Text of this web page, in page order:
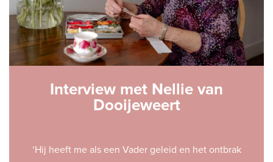
Interview met Nellie van
Dooijeweert
‘Hij heeft me als een Vader geleid en het ontbrak